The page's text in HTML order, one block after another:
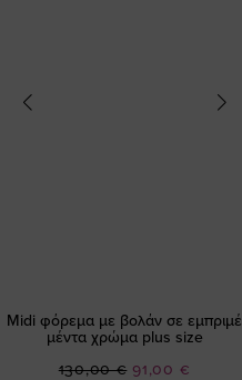
Midi φόρεμα με βολάν σε εμπριμέ
μέντα χρώμα plus size
Ειδική
91,00 €
130,00 €